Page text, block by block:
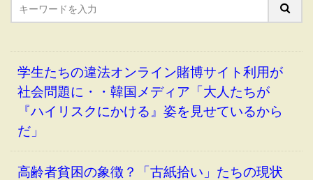
学生たちの違法オンライン賭博サイト利用が
社会問題に・・韓国メディア「大人たちが
『ハイリスクにかける』姿を見せているから
だ」
高齢者貧困の象徴？「古紙拾い」たちの現状